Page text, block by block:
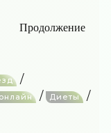
Продолжение
/
/ Диеты /